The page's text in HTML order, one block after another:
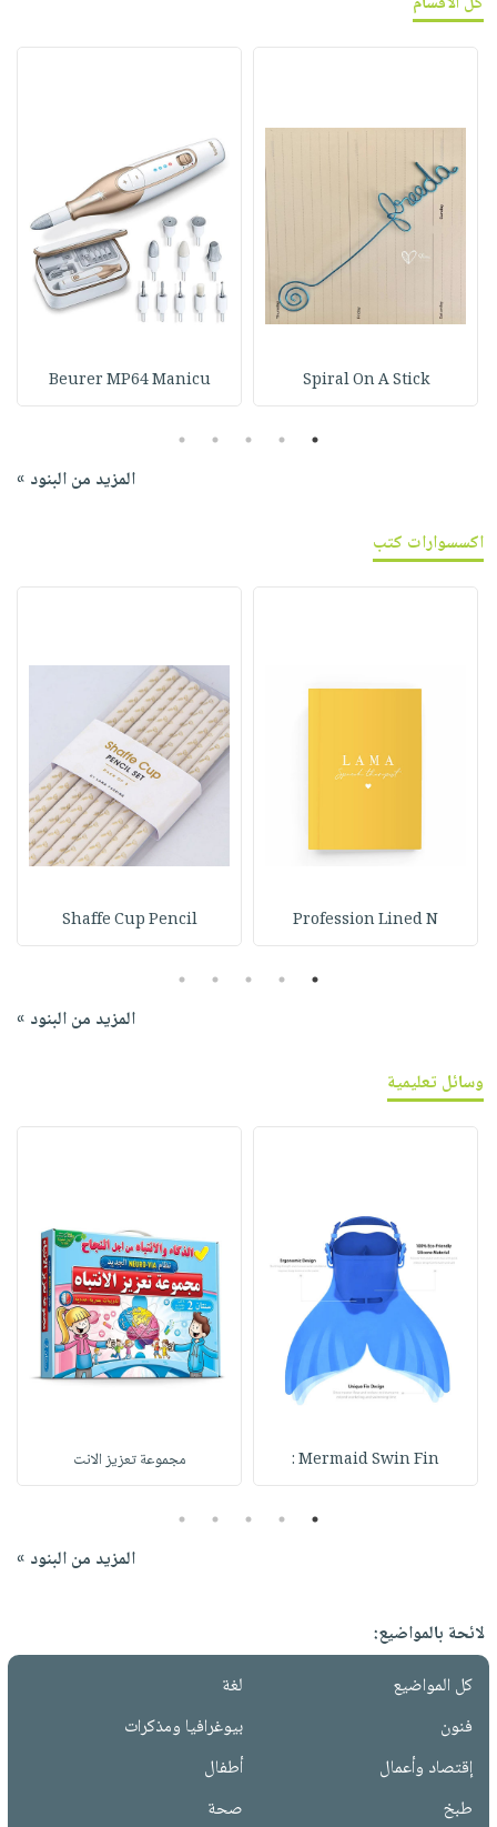
Spiral On A Stick
Beurer MP64 Manicu
1
2
3
4
5
المزيد من البنود »
اكسسوارات كتب
Profession Lined N
Shaffe Cup Pencil
1
2
3
4
5
المزيد من البنود »
وسائل تعليمية
Mermaid Swin Fin : مجموعة تعزيز الانت
1
2
3
4
5
المزيد من البنود »
لائحة بالمواضيع:
كل المواضيع
لغة
فنون
بيوغرافيا ومذكرات
إقتصاد وأعمال
أطفال
طبخ
صحة